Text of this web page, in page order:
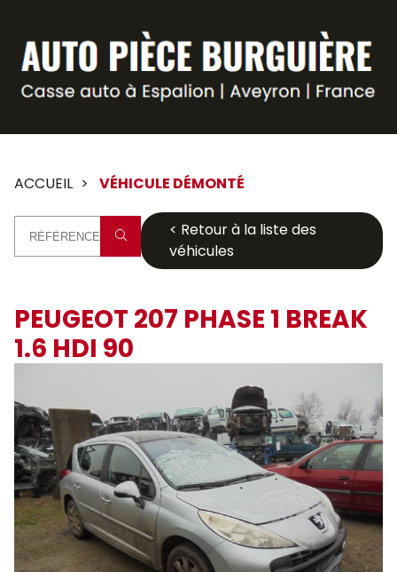
ACCUEIL VÉHICULE DÉMONTÉ
< Retour à la liste des
véhicules
PEUGEOT 207 PHASE 1 BREAK
1.6 HDI 90